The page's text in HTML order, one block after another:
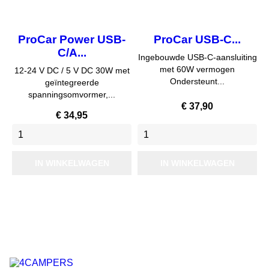
ProCar Power USB-
C/A...
12-24 V DC / 5 V DC 30W met
geïntegreerde
spanningsomvormer,...
Prijs
€ 34,95
ProCar USB-C...
Ingebouwde USB-C-aansluiting
met 60W vermogen
Ondersteunt...
Prijs
€ 37,90